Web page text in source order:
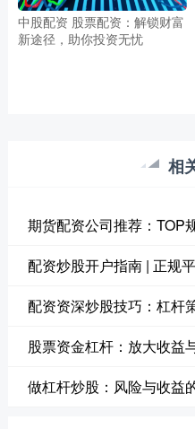
中股配资 股票配资：解锁财富
新途径，助你投资无忧
相
期货配资公司推荐：TOP
配资炒股开户指南 | 正规
配资资深炒股技巧：杠杆
股票资金杠杆：放大收益
做杠杆炒股：风险与收益